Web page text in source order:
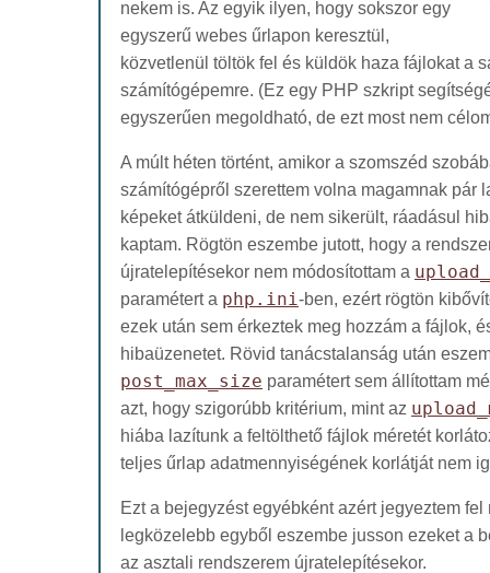
nekem is. Az egyik ilyen, hogy sokszor egy
egyszerű webes űrlapon keresztül,
közvetlenül töltök fel és küldök haza fájlokat a
számítógépemre. (Ez egy PHP szkript
egyszerűen megoldható, de ezt most nem
A múlt héten történt, amikor a szomszéd
számítógépről szerettem volna magamnak pár
képeket átküldeni, de nem sikerült, ráadásul
kaptam. Rögtön eszembe jutott, hogy a
újratelepítésekor nem módosítottam a
paramétert a php.ini-ben, ezért rögtön
ezek után sem érkeztek meg hozzám a fájlok,
hibaüzenetet. Rövid tanácstalanság után
post_max_size paramétert sem állítottam
azt, hogy szigorúbb kritérium, mint az
hiába lazítunk a feltölthető fájlok méretét
teljes űrlap adatmennyiségének korlátját nem
Ezt a bejegyzést egyébként azért jegyeztem fel
legközelebb egyből eszembe jusson ezeket a
az asztali rendszerem újratelepítésekor.